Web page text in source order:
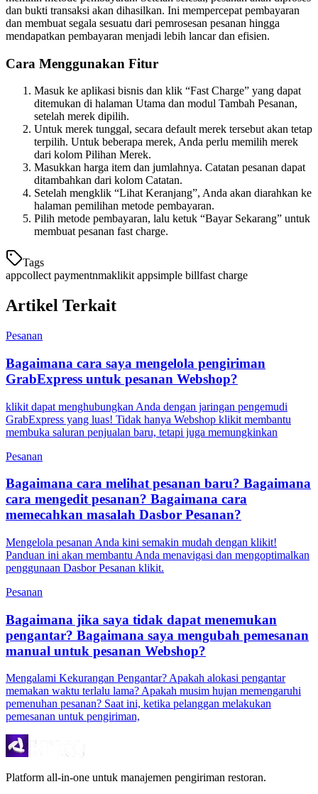
dan bukti transaksi akan dihasilkan. Ini mempercepat pembayaran
dan membuat segala sesuatu dari pemrosesan pesanan hingga
mendapatkan pembayaran menjadi lebih lancar dan efisien.
Cara Menggunakan Fitur
Masuk ke aplikasi bisnis dan klik “Fast Charge” yang dapat
ditemukan di halaman Utama dan modul Tambah Pesanan,
setelah merek dipilih.
Untuk merek tunggal, secara default merek tersebut akan tetap
terpilih. Untuk beberapa merek, Anda perlu memilih merek
dari kolom Pilihan Merek.
Masukkan harga item dan jumlahnya. Catatan pesanan dapat
ditambahkan dari kolom Catatan.
Setelah mengklik “Lihat Keranjang”, Anda akan diarahkan ke
halaman pemilihan metode pembayaran.
Pilih metode pembayaran, lalu ketuk “Bayar Sekarang” untuk
membuat pesanan fast charge.
Tags
appcollect paymentnmaklikit appsimple billfast charge
Artikel Terkait
Pesanan
Bagaimana cara saya mengelola pengiriman
GrabExpress untuk pesanan Webshop?
klikit dapat menghubungkan Anda dengan jaringan pengemudi
GrabExpress yang luas! Tidak hanya Webshop klikit membantu
membuka saluran penjualan baru, tetapi juga memungkinkan
Pesanan
Bagaimana cara melihat pesanan baru? Bagaimana
cara mengedit pesanan? Bagaimana cara
memecahkan masalah Dasbor Pesanan?
Mengelola pesanan Anda kini semakin mudah dengan klikit!
Panduan ini akan membantu Anda menavigasi dan mengoptimalkan
penggunaan Dasbor Pesanan klikit.
Pesanan
Bagaimana jika saya tidak dapat menemukan
pengantar? Bagaimana saya mengubah pemesanan
manual untuk pesanan Webshop?
Mengalami Kekurangan Pengantar? Apakah alokasi pengantar
memakan waktu terlalu lama? Apakah musim hujan memengaruhi
pemenuhan pesanan? Saat ini, ketika pelanggan melakukan
pemesanan untuk pengiriman,
Platform all-in-one untuk manajemen pengiriman restoran.